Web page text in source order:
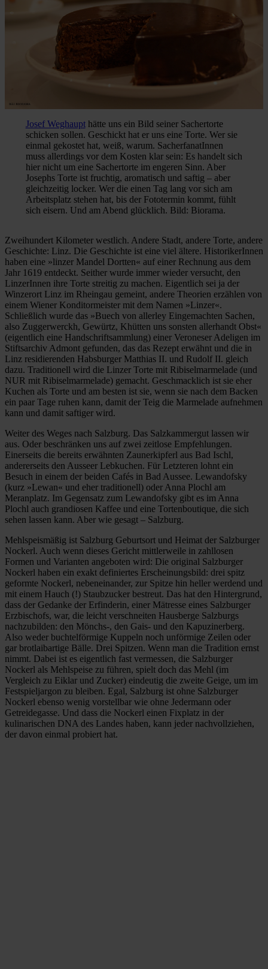
Josef Weghaupthätte uns ein Bild seiner Sachertorte
schicken sollen. Geschickt hat er uns eine Torte. Wer sie
einmal gekostet hat, weiß, warum. SacherfanatInnen
muss allerdings vor dem Kosten klar sein: Es handelt sich
hier nicht um eine Sachertorte im engeren Sinn. Aber
Josephs Torte ist fruchtig, aromatisch und saftig – aber
gleichzeitig locker. Wer die einen Tag lang vor sich am
Arbeitsplatz stehen hat, bis der Fototermin kommt, fühlt
sich eisern. Und am Abend glücklich. Bild: Biorama.
Zweihundert Kilometer westlich. Andere Stadt, andere Torte, andere
Geschichte: Linz. Die Geschichte ist eine viel ältere. HistorikerInnen
haben eine »linzer Mandel Dortten« auf einer Rechnung aus dem
Jahr 1619 entdeckt. Seither wurde immer wieder versucht, den
LinzerInnen ihre Torte streitig zu machen. Eigentlich sei ja der
Winzerort Linz im Rheingau gemeint, andere Theorien erzählen von
einem Wiener Konditormeister mit dem Namen »Linzer«.
Schließlich wurde das »Buech von allerley Eingemachten Sachen,
also Zuggerwerckh, Gewürtz, Khütten uns sonsten allerhandt Obst«
(eigentlich eine Handschriftsammlung) einer Veroneser Adeligen im
Stiftsarchiv Admont gefunden, das das Rezept erwähnt und die in
Linz residierenden Habsburger Matthias II. und Rudolf II. gleich
dazu. Traditionell wird die Linzer Torte mit Ribiselmarmelade (und
NUR mit Ribiselmarmelade) gemacht. Geschmacklich ist sie eher
Kuchen als Torte und am besten ist sie, wenn sie nach dem Backen
ein paar Tage ruhen kann, damit der Teig die Marmelade aufnehmen
kann und damit saftiger wird.
Weiter des Weges nach Salzburg. Das Salzkammergut lassen wir
aus. Oder beschränken uns auf zwei zeitlose Empfehlungen.
Einerseits die bereits erwähnten Zaunerkipferl aus Bad Ischl,
andererseits den Ausseer Lebkuchen. Für Letzteren lohnt ein
Besuch in einem der beiden Cafés in Bad Aussee. Lewandofsky
(kurz »Lewan« und eher traditionell) oder Anna Plochl am
Meranplatz. Im Gegensatz zum Lewandofsky gibt es im Anna
Plochl auch grandiosen Kaffee und eine Tortenboutique, die sich
sehen lassen kann. Aber wie gesagt – Salzburg.
Mehlspeismäßig ist Salzburg Geburtsort und Heimat der Salzburger
Nockerl. Auch wenn dieses Gericht mittlerweile in zahllosen
Formen und Varianten angeboten wird: Die original Salzburger
Nockerl haben ein exakt definiertes Erscheinungsbild: drei spitz
geformte Nockerl, nebeneinander, zur Spitze hin heller werdend und
mit einem Hauch (!) Staubzucker bestreut. Das hat den Hintergrund,
dass der Gedanke der Erfinderin, einer Mätresse eines Salzburger
Erzbischofs, war, die leicht verschneiten Hausberge Salzburgs
nachzubilden: den Mönchs-, den Gais- und den Kapuzinerberg.
Also weder buchtelförmige Kuppeln noch unförmige Zeilen oder
gar brotlaibartige Bälle. Drei Spitzen. Wenn man die Tradition ernst
nimmt. Dabei ist es eigentlich fast vermessen, die Salzburger
Nockerl als Mehlspeise zu führen, spielt doch das Mehl (im
Vergleich zu Eiklar und Zucker) eindeutig die zweite Geige, um im
Festspieljargon zu bleiben. Egal, Salzburg ist ohne Salzburger
Nockerl ebenso wenig vorstellbar wie ohne Jedermann oder
Getreidegasse. Und dass die Nockerl einen Fixplatz in der
kulinarischen DNA des Landes haben, kann jeder nachvollziehen,
der davon einmal probiert hat.